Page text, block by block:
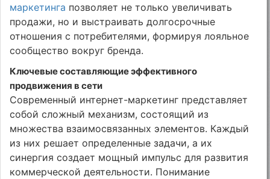
маркетинга позволяет не только увеличивать
продажи, но и выстраивать долгосрочные
отношения с потребителями, формируя лояльное
сообщество вокруг бренда.
Ключевые составляющие эффективного
продвижения в сети
Современный интернет-маркетинг представляет
собой сложный механизм, состоящий из
множества взаимосвязанных элементов. Каждый
из них решает определенные задачи, а их
синергия создает мощный импульс для развития
коммерческой деятельности. Понимание